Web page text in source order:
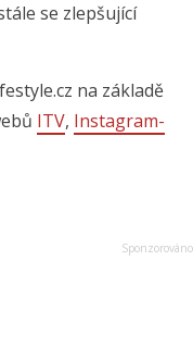
se zlepšující
na základě
ITV, Instagram-